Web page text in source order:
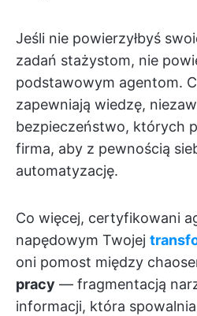
Jeśli nie powierzyłbyś
zadań stażystom, nie
podstawowym agentom.
zapewniają wiedzę,
bezpieczeństwo, których
firma, aby z pewnością
automatyzację.
Co więcej, certyfikowani
napędowym Twojej
oni pomost między
pracy — fragmentacją
informacji, która